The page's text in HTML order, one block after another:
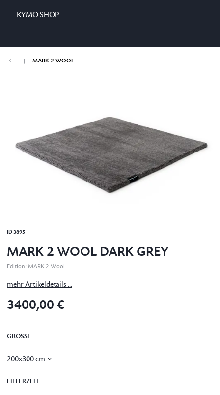
KYMO SHOP
| MARK 2 WOOL
ID3895
MARK 2 WOOL DARK GREY
Edition: MARK 2 Wool
mehr Artikeldetails ...
3400,00 €
GRÖSSE
200x300 cm
LIEFERZEIT